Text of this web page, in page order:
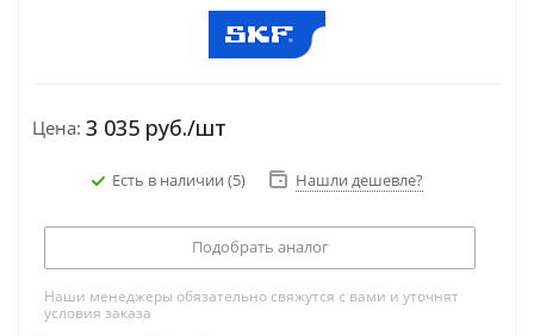
Цена: 3 035 руб./шт
Есть в наличии (5) Нашли дешевле?
Подобрать аналог
Наши менеджеры обязательно свяжутся с вами и уточнят
условия заказа